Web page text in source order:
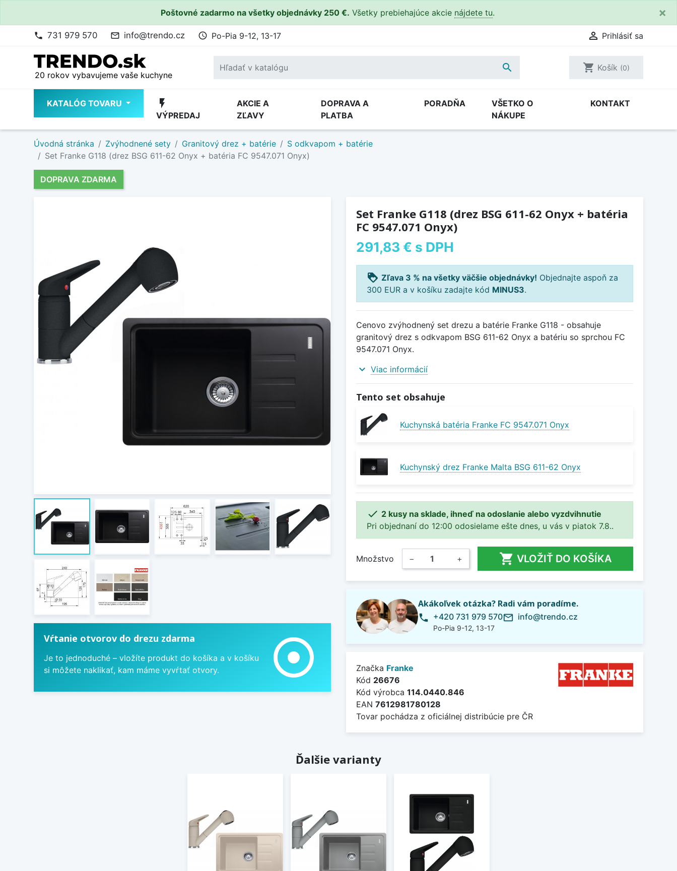
Poštovné zadarmo na všetky objednávky 250 €. Všetky prebiehajúce akcie nájdete tu. ×
phone 731 979 570 mail_outline info@trendo.cz access_time Po-Pia 9-12, 13-17  Prihlásiť sa
20 rokov vybavujeme vaše kuchyne
 shopping_cart Košík (0)
KATALÓG TOVARU flash_on
VÝPREDAJ
AKCIE A
ZĽAVY
DOPRAVA A
PLATBA
PORADŇA
VŠETKO O
NÁKUPE
KONTAKT
Úvodná stránka Zvýhodnené sety Granitový drez + batérie
S odkvapom + batérie
Set Franke G118 (drez BSG 611-62 Onyx + batéria FC 9547.071 Onyx)
DOPRAVA ZDARMA
Vŕtanie otvorov do drezu zdarma
Je to jednoduché – vložíte produkt do košíka a v košíku
si môžete naklikať, kam máme vyvŕtať otvory.
adjust
Set Franke G118 (drez BSG 611-62 Onyx + batéria
FC 9547.071 Onyx)
291,83 € s DPH
loyalty Zľava 3 % na všetky väčšie objednávky! Objednajte aspoň za
300 EUR a v košíku zadajte kód MINUS3.
Cenovo zvýhodnený set drezu a batérie Franke G118 - obsahuje
granitový drez s odkvapom BSG 611-62 Onyx a batériu so sprchou FC
9547.071 Onyx.
expand_more Viac informácií
Tento set obsahuje
Kuchynská batéria Franke FC 9547.071 Onyx
Kuchynský drez Franke Malta BSG 611-62 Onyx
 2 kusy na sklade, ihneď na odoslanie alebo vyzdvihnutie
Pri objednaní do 12:00 odosielame ešte dnes, u vás v piatok 7.8..
Množstvo − +  VLOŽIŤ DO KOŠÍKA
Akákoľvek otázka? Radi vám poradíme.
phone +420 731 979 570
Po-Pia 9-12, 13-17
mail_outline info@trendo.cz
Značka Franke
Kód 26676
Kód výrobca 114.0440.846
EAN 7612981780128
Tovar pochádza z oficiálnej distribúcie pre ČR
Ďalšie varianty